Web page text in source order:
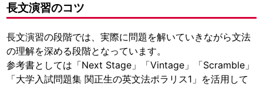
長文演習のコツ
長文演習の段階では、実際に問題を解いていきながら文法
の理解を深める段階となっています。
参考書としては「Next Stage」「Vintage」「Scramble」
「大学入試問題集 関正生の英文法ポラリス1」を活用して